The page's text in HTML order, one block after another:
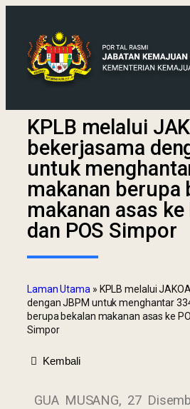
KPLB melalui
bekerjasama
untuk
makanan berupa
makanan asas ke
dan POS Simpor
Laman Utama » KPLB melalui
dengan JBPM untuk menghantar
berupa bekalan makanan asas ke
Simpor
Kembali
GUA MUSANG, 27